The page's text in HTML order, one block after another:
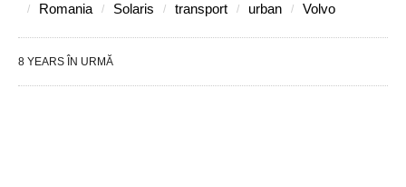
Romania
Solaris transport urban Volvo
8 YEARS ÎN URMĂ